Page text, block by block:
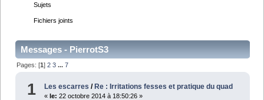
Sujets
Fichiers joints
Messages - PierrotS3
Pages: [1]2 3 ...7
1 Les escarres /Re : Irritations fesses et pratique du quad
«le: 22 octobre 2014 à 18:50:26 »